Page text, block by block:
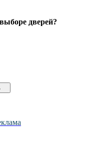
дверей?